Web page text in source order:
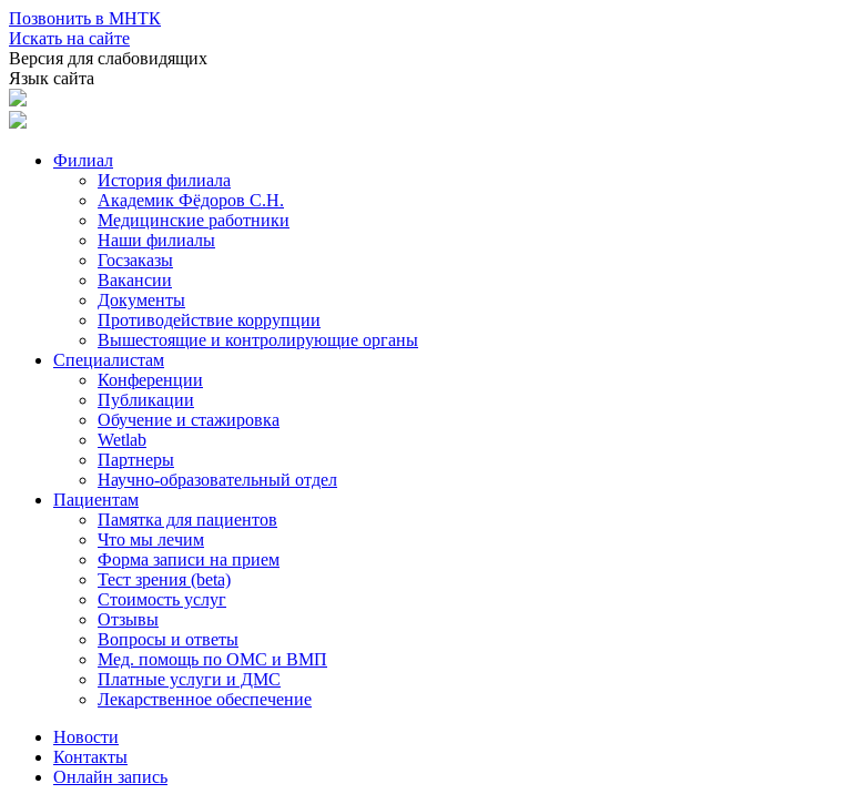
Позвонить в МНТК
Искать на сайте
Версия для слабовидящих
Язык сайта
Филиал
История филиала
Академик Фёдоров С.Н.
Медицинские работники
Наши филиалы
Госзаказы
Вакансии
Документы
Противодействие коррупции
Вышестоящие и контролирующие органы
Специалистам
Конференции
Публикации
Обучение и стажировка
Wetlab
Партнеры
Научно-образовательный отдел
Пациентам
Памятка для пациентов
Что мы лечим
Форма записи на прием
Тест зрения (beta)
Стоимость услуг
Отзывы
Вопросы и ответы
Мед. помощь по ОМС и ВМП
Платные услуги и ДМС
Лекарственное обеспечение
Новости
Контакты
Онлайн запись